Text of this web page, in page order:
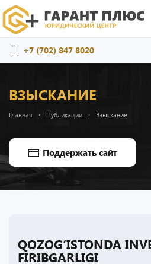
+7 (702) 847 8020
ВЗЫСКАНИЕ
Главная Публикации Взыскание
Поддержать сайт
QOZOG‘ISTONDA
FIRIBGARLIGI